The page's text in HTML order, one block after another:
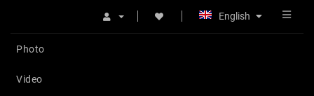
English
Photo
Video